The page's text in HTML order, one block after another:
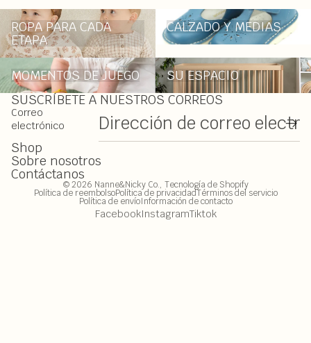
ROPA PARA CADA ETAPA
ROPA PARA CADA
ETAPA
CALZADO Y MEDIAS
CALZADO Y MEDIAS
MOMENTOS DE JUEGO
MOMENTOS DE JUEGO
SU ESPACIO
SU ESPACIO
SUSCRÍBETE A NUESTROS CORREOS
Correo
electrónico
Shop
Sobre nosotros
Contáctanos
© 2026 Nanne&Nicky Co., Tecnología de Shopify
Política de reembolsoPolítica de privacidadTérminos del servicio
Política de envíoInformación de contacto
FacebookInstagramTiktok